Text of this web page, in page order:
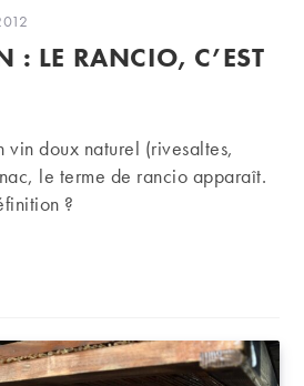
: LE RANCIO, C’EST
vin doux naturel (rivesaltes,
le terme de rancio apparaît.
?
: le rancio, c’est quoi ?